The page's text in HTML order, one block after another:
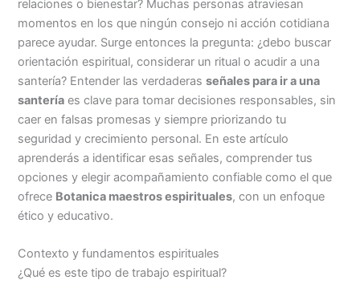
relaciones o bienestar? Muchas personas atraviesan
momentos en los que ningún consejo ni acción cotidiana
parece ayudar. Surge entonces la pregunta: ¿debo buscar
orientación espiritual, considerar un ritual o acudir a una
santería? Entender las verdaderasseñales para ir a una
santería es clave para tomar decisiones responsables, sin
caer en falsas promesas y siempre priorizando tu
seguridad y crecimiento personal. En este artículo
aprenderás a identificar esas señales, comprender tus
opciones y elegir acompañamiento confiable como el que
ofrece Botanica maestros espirituales, con un enfoque
ético y educativo.
Contexto y fundamentos espirituales
¿Qué es este tipo de trabajo espiritual?